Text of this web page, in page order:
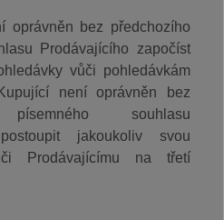
oprávněn bez předchozího
Prodávajícího započíst
vůči pohledávkám
není oprávněn bez
písemného souhlasu
jakoukoliv svou
Prodávajícímu na třetí